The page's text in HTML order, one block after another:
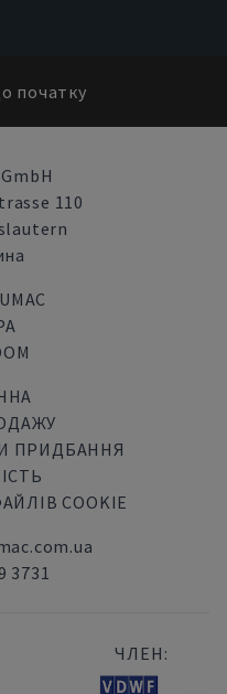
початку
110
ПРИДБАННЯ
COOKIE
3731
ЧЛЕН: